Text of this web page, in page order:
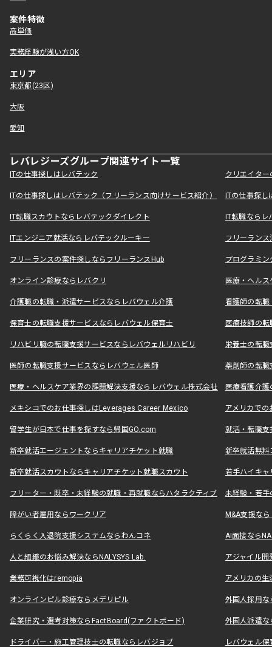
案件特徴
高単価
実務経験が浅い方OK
エリア
東京都(23区)
大阪
愛知
レバレジーズグループ関連サイト一覧
ITの仕事探しはレバテック クリエイタ
ITの仕事探しはレバテック（フリーランス向けサービス紹介） ITの仕事探
IT転職スカウトならレバテックダイレクト IT転職なら
ITエンジニア就活ならレバテックルーキー フリーラン
フリーランスの案件探しならフリーランスHub プログラミ
オンライン診療ならレバクリ 医療・ヘル
介護職の転職・派遣サービスならレバウェル介護 看護師の転
保育士の転職支援サービスならレバウェル保育士 医療技師の
リハビリ職の転職支援サービスならレバウェルリハビリ 栄養士の転
医師の転職支援サービスならレバウェル医師 薬剤師の転
医療・ヘルスケア業界の課題解決支援ならレバウェル株式会社 医療看護介
メキシコでのお仕事探しはLeverages Career Mexico アメリカで
留学生が日本で仕事を探すなら帰国GO.com 就活・転職
新卒就活エージェントならキャリアチケット就職 新卒就活無料
新卒就活スカウトならキャリアチケット就職スカウト 若手ハイキ
フリーター・既卒・未経験の就職・再就職ならハタラクティブ 未経験・若手
障がい者雇用ならワークリア M&A支援な
らくらく入退院支援システムならわんコネ AI面接なら
人と組織のお悩み解決ならNALYSYS Lab. アジャイル
業務可視化はremopia アメリカの
オンラインピル診療ならメデリピル 外国人採用
企業研究・選考対策ならFactBoard(ファクトボード) 外国人派遣な
ドライバー・施工管理技士の転職ならレバジョブ レバウェル